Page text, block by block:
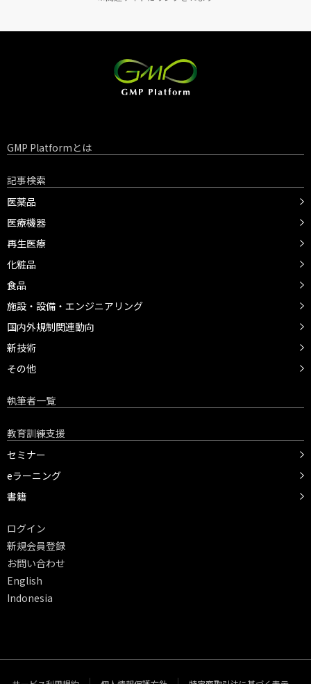
GMP Platformとは
記事検索
医薬品
医療機器
再生医療
化粧品
食品
施設・設備・エンジニアリング
国内外規制関連動向
新技術
その他
執筆者一覧
教育訓練支援
セミナー
eラーニング
書籍
ログイン
新規会員登録
お問い合わせ
English
Indonesia